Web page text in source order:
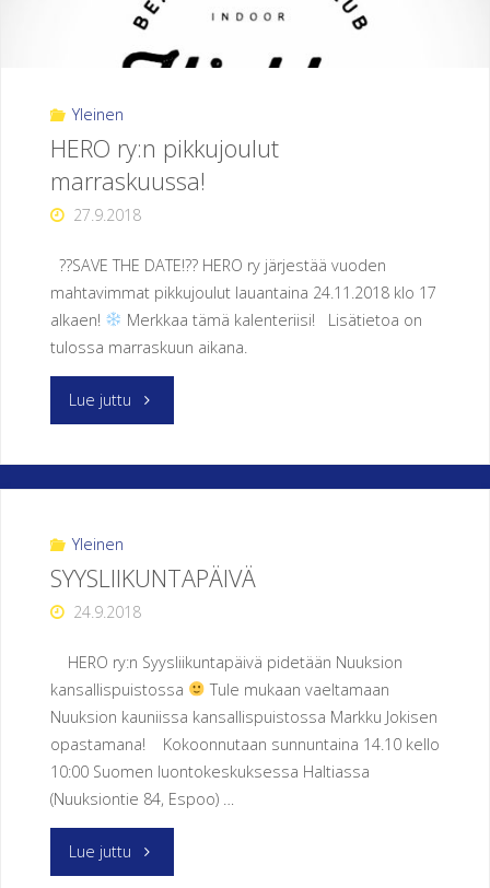
R
HE
IL
U S
EU
RA
H
ER
RY
Yleinen
HERO ry:n pikkujoulut
marraskuussa!
27.9.2018
??SAVE THE DATE!?? HERO ry järjestää vuoden
mahtavimmat pikkujoulut lauantaina 24.11.2018 klo 17
alkaen!
Merkkaa tämä kalenteriisi! Lisätietoa on
tulossa marraskuun aikana.
Lue juttu"HERO
pikkujoulut
Yleinen
SYYSLIIKUNTAPÄIVÄ
24.9.2018
HERO ry:n Syysliikuntapäivä pidetään Nuuksion
kansallispuistossa
Tule mukaan vaeltamaan
Nuuksion kauniissa kansallispuistossa Markku Jokisen
opastamana! Kokoonnutaan sunnuntaina 14.10 kello
10:00 Suomen luontokeskuksessa Haltiassa
(Nuuksiontie 84, Espoo) …
Lue juttu"SYYSLIIKUNTAPÄIVÄ"